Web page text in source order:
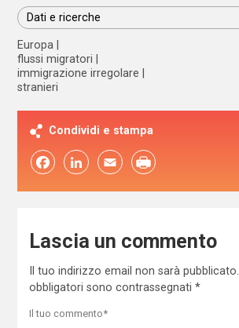
Dati e ricerche
Europa
flussi migratori
immigrazione irregolare
stranieri
Condividi e stampa
FacebookLinkedIn Email
Lascia un commento
Il tuo indirizzo email non sarà pubblicato.
obbligatori sono contrassegnati *